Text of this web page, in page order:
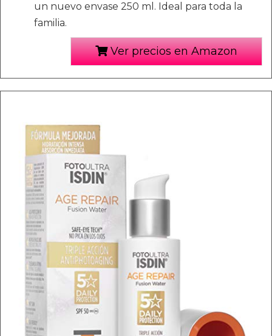
un nuevo envase 250 ml. Ideal para toda la
familia.
Ver precios en Amazon